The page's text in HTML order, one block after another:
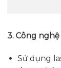
3. Công nghệ
Sử dụng